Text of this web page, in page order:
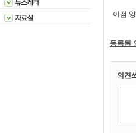
이점
등록된
의견